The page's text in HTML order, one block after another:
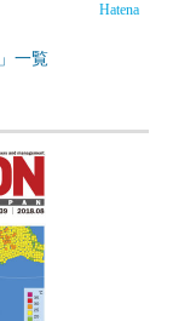
Hatena
一覧